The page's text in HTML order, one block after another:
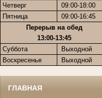
Четверг
09:00-18:00
Пятница
09:00-16:45
Перерыв на обед
13:00-13:45
Суббота
Выходной
Воскресенье
Выходной
ГЛАВНАЯ